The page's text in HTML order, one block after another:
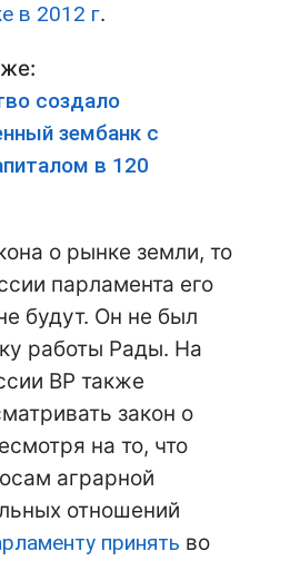
в 2012 г.
создало
зембанк с
в 120
о рынке земли, то
парламента его
будут. Он не был
работы Рады. На
ВР также
закон о
на то, что
аграрной
отношений
принять во